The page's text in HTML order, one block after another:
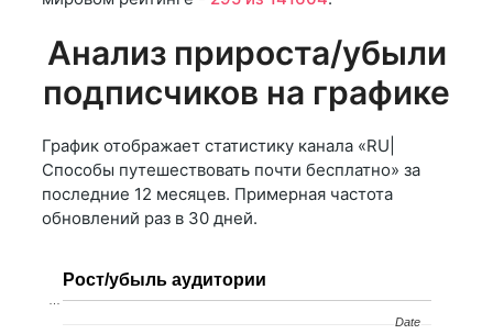
Анализ прироста/убыли
подписчиков на графике
График отображает статистику канала «RU|
Способы путешествовать почти бесплатно» за
последние 12 месяцев. Примерная частота
обновлений раз в 30 дней.
Рост/убыль аудитории
…
Date
Date